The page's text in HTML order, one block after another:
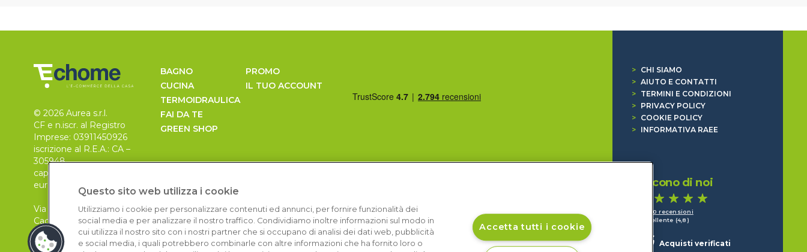
© 2026 Aurea s.r.l.
CF e n.iscr. al Registro
Imprese: 03911450926
iscrizione al R.E.A.: CA –
305948
capitale sociale 30.000
euro, i.v.
Via Pietro Leo n. 6
Cagliari
09129
BAGNO
CUCINA
TERMOIDRAULICA
FAI DA TE
GREEN SHOP
PROMO
IL TUO ACCOUNT
>
CHI SIAMO
> AIUTO E CONTATTI
>
TERMINI E CONDIZIONI
>
PRIVACY POLICY
>
COOKIE POLICY
>
INFORMATIVA RAEE
Dicono di noi
1.640 recensioni
Eccellente (4,8)
Acquisti verificati
Questo sito web utilizza i cookie
Utilizziamo i cookie per personalizzare contenuti ed annunci, per fornire funzionalità dei
social media e per analizzare il nostro traffico. Condividiamo inoltre informazioni sul modo in
cui utilizza il nostro sito con i nostri partner che si occupano di analisi dei dati web, pubblicità
e social media, i quali potrebbero combinarle con altre informazioni che ha fornito loro o
Accetta tutti i cookie